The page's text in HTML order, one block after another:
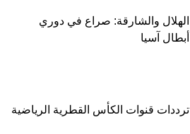
الهلال والشارقة: صراع في دوري
أبطال آسيا
ترددات قنوات الكأس القطرية الرياضية